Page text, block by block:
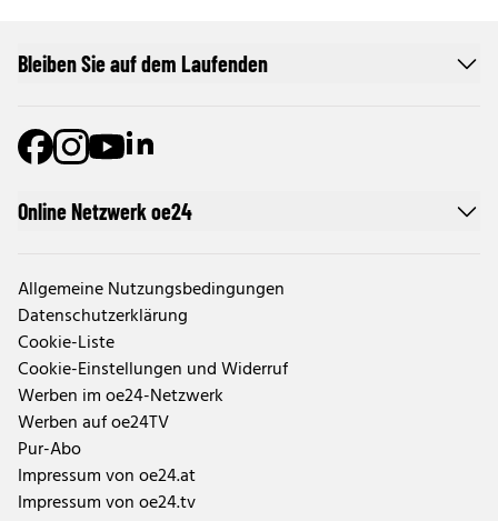
Online Netzwerk oe24
Allgemeine Nutzungsbedingungen
Datenschutzerklärung
Cookie-Liste
Cookie-Einstellungen und Widerruf
Werben im oe24-Netzwerk
Werben auf oe24TV
Pur-Abo
Impressum von oe24.at
Impressum von oe24.tv
Bleiben Sie auf dem Laufenden